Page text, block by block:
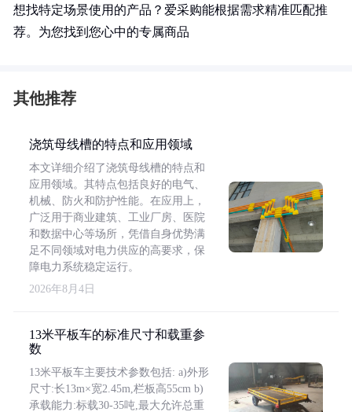
想找特定场景使用的产品？爱采购能根据需求精准匹配推
荐。为您找到您心中的专属商品
其他推荐
浇筑母线槽的特点和应用领域
本文详细介绍了浇筑母线槽的特点和
应用领域。其特点包括良好的电气、
机械、防火和防护性能。在应用上，
广泛用于商业建筑、工业厂房、医院
和数据中心等场所，凭借自身优势满
足不同领域对电力供应的高要求，保
障电力系统稳定运行。
2026年8月4日
13米平板车的标准尺寸和载重参
数
13米平板车主要技术参数包括: a)外形
尺寸:长13m×宽2.45m,栏板高55cm b)
承载能力:标载30-35吨,最大允许总重